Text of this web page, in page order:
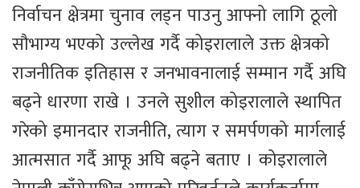
निर्वाचन क्षेत्रमा चुनाव लड्न पाउनु आफ्नो लागि ठूलो
सौभाग्य भएको उल्लेख गर्दै कोइरालाले उक्त क्षेत्रको
राजनीतिक इतिहास र जनभावनालाई सम्मान गर्दै अघि
बढ्ने धारणा राखे । उनले सुशील कोइरालाले स्थापित
गरेको इमानदार राजनीति, त्याग र समर्पणको मार्गलाई
आत्मसात गर्दै आफू अघि बढ्ने बताए । कोइरालाले